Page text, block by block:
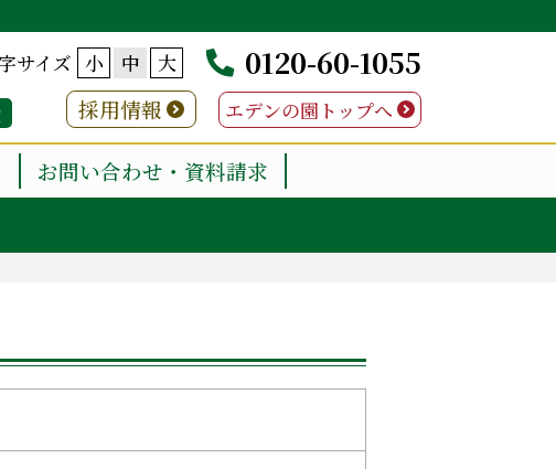
サイズ 小 中 大 0120-60-1055
採用情報 エデンの園トップへ
お問い合わせ・資料請求